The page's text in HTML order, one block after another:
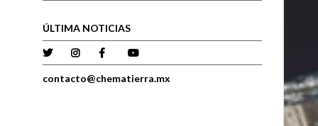
ÚLTIMA NOTICIAS
contacto@chematierra.mx